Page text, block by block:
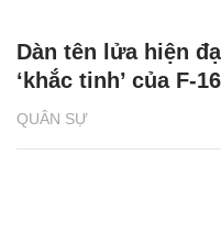
QUÂN SỰ
Dàn tên lửa hiện
‘khắc tinh’ của F-